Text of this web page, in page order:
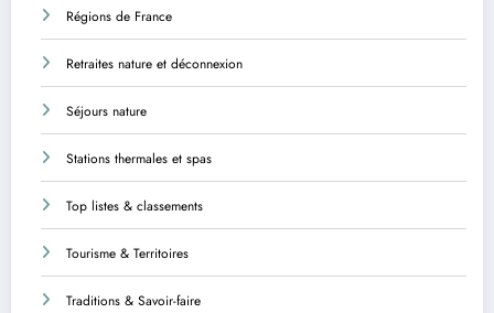
Régions de France
Retraites nature et déconnexion
Séjours nature
Stations thermales et spas
Top listes & classements
Tourisme & Territoires
Traditions & Savoir-faire